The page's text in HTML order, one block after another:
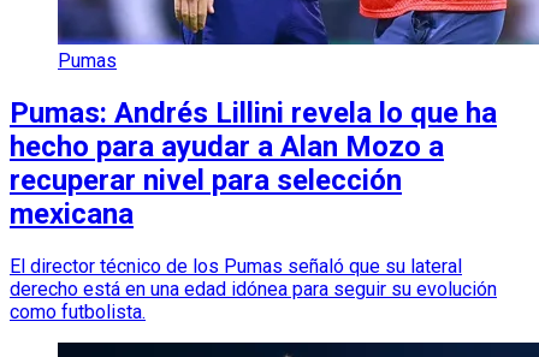
Pumas
Pumas: Andrés Lillini revela lo que ha
hecho para ayudar a Alan Mozo a
recuperar nivel para selección
mexicana
El director técnico de los Pumas señaló que su lateral
derecho está en una edad idónea para seguir su evolución
como futbolista.